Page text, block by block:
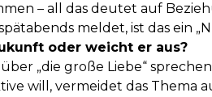
– all das deutet auf
meldet, ist das ein
oder weicht er aus?
„die große Liebe“
will, vermeidet das Thema